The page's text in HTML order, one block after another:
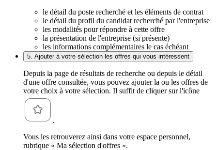
le détail du poste recherché et les éléments de contrat
le détail du profil du candidat recherché par l'entreprise
les modalités pour répondre à cette offre
la présentation de l'entreprise (si présente)
les informations complémentaires le cas échéant
5. Ajouter à votre sélection les offres qui vous intéressent
Depuis la page de résultats de recherche ou depuis le détail
d'une offre consultée, vous pouvez ajouter la ou les offres de
votre choix à votre sélection. Il suffit de cliquer sur l'icône
.
Vous les retrouverez ainsi dans votre espace personnel,
rubrique « Ma sélection d'offres ».